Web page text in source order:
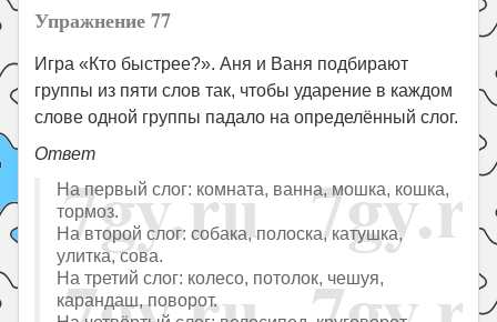
Упражнение 77
Игра «Кто быстрее?». Аня и Ваня подбирают
группы из пяти слов так, чтобы ударение в каждом
слове одной группы падало на определённый слог.
Ответ
На первый слог: комната, ванна, мошка, кошка,
тормоз.
На второй слог: собака, полоска, катушка,
улитка, сова.
На третий слог: колесо, потолок, чешуя,
карандаш, поворот.